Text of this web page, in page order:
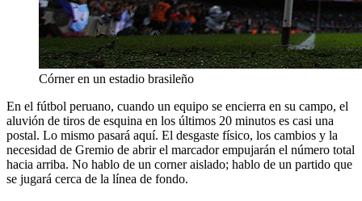
Córner en un estadio brasileño
En el fútbol peruano, cuando un equipo se encierra en su campo, el
aluvión de tiros de esquina en los últimos 20 minutos es casi una
postal. Lo mismo pasará aquí. El desgaste físico, los cambios y la
necesidad de Gremio de abrir el marcador empujarán el número total
hacia arriba. No hablo de un corner aislado; hablo de un partido que
se jugará cerca de la línea de fondo.